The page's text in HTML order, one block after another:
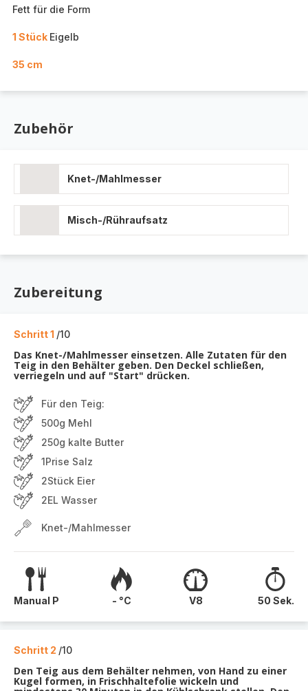
Fett für die Form
1 Stück Eigelb
35 cm
Zubehör
Knet-/Mahlmesser
Misch-/Rühraufsatz
Zubereitung
Schritt 1 /10
Das Knet-/Mahlmesser einsetzen. Alle Zutaten für den
Teig in den Behälter geben. Den Deckel schließen,
verriegeln und auf "Start" drücken.
Für den Teig:
500g Mehl
250g kalte Butter
1Prise Salz
2Stück Eier
2EL Wasser
Knet-/Mahlmesser
Manual P - °C V8 50 Sek.
Schritt 2 /10
Den Teig aus dem Behälter nehmen, von Hand zu einer
Kugel formen, in Frischhaltefolie wickeln und